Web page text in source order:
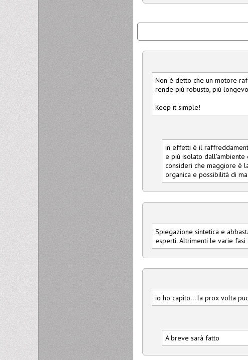
Non è detto che un motore
rende più robusto, più
Keep it simple!
in effetti è il
e più isolato dall'ambiente
consideri che maggiore è
organica e possibilità di
Spiegazione sintetica e
esperti. Altrimenti le varie fasi
io ho capito... la prox volta
A breve sarà fatto